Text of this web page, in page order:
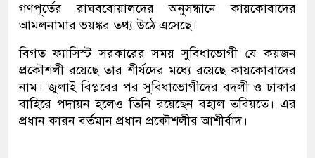
গণপূর্তের রাঘববোয়ালদের অনুসন্ধানে কায়কোবাদের
আমলনামার ভয়ঙ্কর তথ্য উঠে এসেছে।
বিগত ফ্যাসিস্ট সরকারের সময় সুবিধাভোগী যে কয়জন
প্রকৌশলী রয়েছে তার শীর্ষদের মধ্যে রয়েছে কায়কোবাদের
নাম। জুলাই বিপ্লবের পর সুবিধাভোগীদের বদলী ও ঢাকার
বাহিরে পদায়ন হলেও তিনি রয়েছেন বহাল তবিয়তে। এর
প্রধান কারন বর্তমান প্রধান প্রকৌশলীর আশীর্বাদ।